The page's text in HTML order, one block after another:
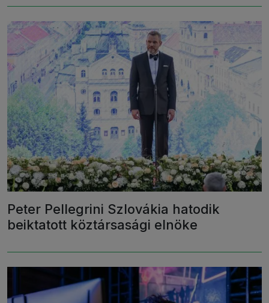
Peter Pellegrini Szlovákia hatodik
beiktatott köztársasági elnöke